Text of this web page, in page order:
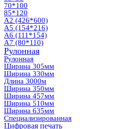
70*100
85*120
А2 (426*600)
А5 (154*216)
А6 (111*154)
А7 (80*110)
Рулонная
Рулонная
Ширина 305мм
Ширина 330мм
Длина 3000м
Ширина 350мм
Ширина 457мм
Ширина 510мм
Ширина 635мм
Специализированная
Цифровая печать